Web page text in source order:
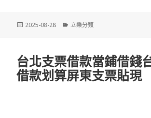
發
2025-08-28
分
立樂分類
台北支票借款當鋪借錢
借款划算屏東支票貼現